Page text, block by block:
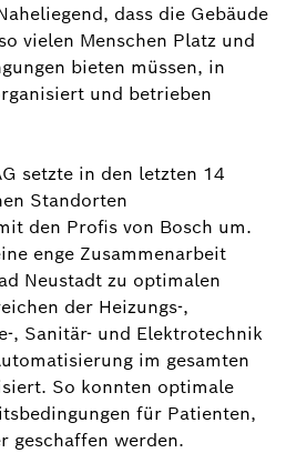
dass die Gebäude
vielen Menschen Platz und
bieten müssen, in
und betrieben
setzte in den letzten 14
Standorten
den Profis von Bosch um.
enge Zusammenarbeit
Neustadt zu optimalen
der Heizungs-,
, Sanitär- und Elektrotechnik
im gesamten
So konnten optimale
für Patienten,
geschaffen werden.